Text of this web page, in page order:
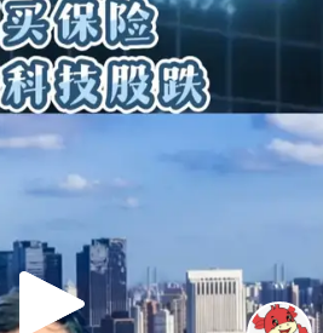
Play